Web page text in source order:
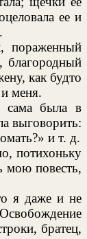
ее и
пораженный
как будто
меня.
сама была в
выговорить:
и т. д.
потихоньку
мою повесть,
я даже и не
братец,